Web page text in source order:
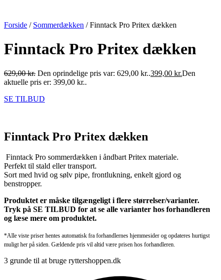
Forside / Sommerdækken / Finntack Pro Pritex dækken
Finntack Pro Pritex dækken
629,00kr. Den oprindelige pris var: 629,00 kr..399,00 kr.Den
aktuelle pris er: 399,00 kr..
SE TILBUD
Finntack Pro Pritex dækken
Finntack Pro sommerdækken i åndbart Pritex materiale.
Perfekt til stald eller transport.
Sort med hvid og sølv pipe, frontlukning, enkelt gjord og
benstropper.
Produktet er måske tilgængeligt i flere størrelser/varianter.
Tryk på SE TILBUD for at se alle varianter hos forhandleren
og læse mere om produktet.
*Alle viste priser hentes automatisk fra forhandlernes hjemmesider og opdateres hurtigst
muligt her på siden. Gældende pris vil altid være prisen hos forhandleren.
3 grunde til at bruge ryttershoppen.dk